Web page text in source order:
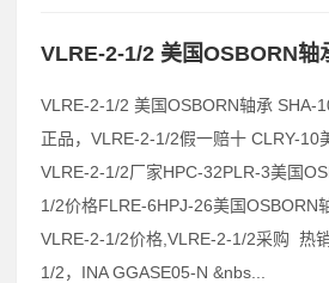
VLRE-2-1/2 美国OSBORN轴
VLRE-2-1/2 美国OSBORN轴承 SHA-
正品，VLRE-2-1/2假一赔十 CLRY-10
VLRE-2-1/2厂家HPC-32PLR-3美国
1/2价格FLRE-6HPJ-26美国OSBORN
VLRE-2-1/2价格,VLRE-2-1/2采购 热
1/2，INA GGASE05-N &nbs...